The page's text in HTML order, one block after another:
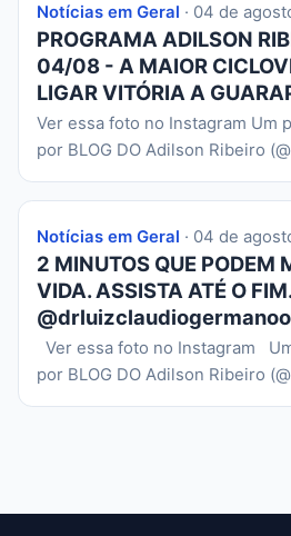
Notícias em Geral · 04 de
PROGRAMA ADILSON
04/08 - A MAIOR
LIGAR VITÓRIA A
Ver essa foto no Instagram Um
por BLOG DO Adilson Ribeiro
Notícias em Geral · 04 de
2 MINUTOS QUE PODEM
VIDA. ASSISTA ATÉ O FIM.
Ver essa foto no Instagram
por BLOG DO Adilson Ribeiro